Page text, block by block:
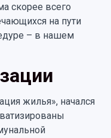
скорее всего
на пути
– в нашем
жилья», начался